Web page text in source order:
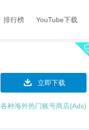
排行榜 YouTube下载
立即下载
各种海外热门账号商店(Ads)